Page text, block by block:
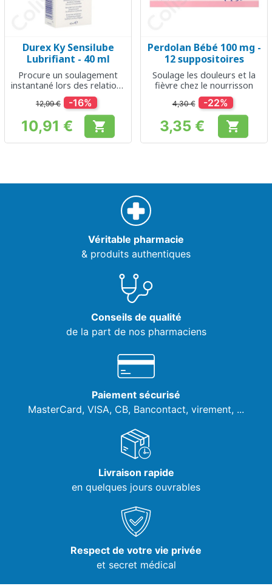
Durex Ky Sensilube
Lubrifiant - 40 ml
Procure un soulagement
instantané lors des relations
sexuelles
12,99 € -16%
Prix
10,91 € 
Perdolan Bébé 100 mg -
12 suppositoires
Soulage les douleurs et la
fièvre chez le nourrisson
4,30 € -22%
Prix
3,35 € 
Véritable pharmacie
& produits authentiques
Conseils de qualité
de la part de nos pharmaciens
Paiement sécurisé
MasterCard, VISA, CB, Bancontact, virement, ...
Livraison rapide
en quelques jours ouvrables
Respect de votre vie privée
et secret médical